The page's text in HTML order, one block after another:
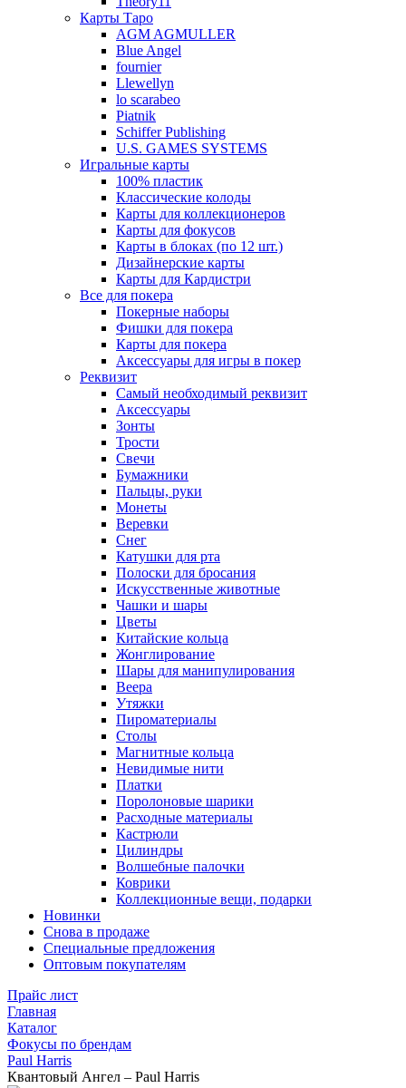
Карты Таро
AGM AGMULLER
Blue Angel
fournier
Llewellyn
lo scarabeo
Piatnik
Schiffer Publishing
U.S. GAMES SYSTEMS
Игральные карты
100% пластик
Классические колоды
Карты для коллекционеров
Карты для фокусов
Карты в блоках (по 12 шт.)
Дизайнерские карты
Карты для Кардистри
Все для покера
Покерные наборы
Фишки для покера
Карты для покера
Аксессуары для игры в покер
Реквизит
Самый необходимый реквизит
Аксессуары
Зонты
Трости
Свечи
Бумажники
Пальцы, руки
Монеты
Веревки
Снег
Катушки для рта
Полоски для бросания
Искусственные животные
Чашки и шары
Цветы
Китайские кольца
Жонглирование
Шары для манипулирования
Веера
Утяжки
Пироматериалы
Столы
Магнитные кольца
Невидимые нити
Платки
Поролоновые шарики
Расходные материалы
Кастрюли
Цилиндры
Волшебные палочки
Коврики
Коллекционные вещи, подарки
Новинки
Снова в продаже
Специальные предложения
Оптовым покупателям
Прайс лист
Главная
Каталог
Фокусы по брендам
Paul Harris
Квантовый Ангел – Paul Harris